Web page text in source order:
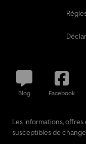
Système audio
fonction de lecture
gauche, Rétroviseur
Système d'aide à la
d'aide à la conduite :
de vent latéral, Pare-
Carrosserie/
Toit normal, Réservoir
Blog Facebook
Les informations,
susceptibles de